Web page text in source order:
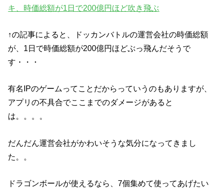
キ、時価総額が1日で200億円ほど吹き飛ぶ
↑の記事によると、ドッカンバトルの運営会社の時価総額
が、1日で時価総額が200億円ほどぶっ飛んだそうで
す・・・
有名IPのゲームってことだからっていうのもありますが、
アプリの不具合でここまでのダメージがあると
は。。。。
だんだん運営会社がかわいそうな気分になってきまし
た。。
ドラゴンボールが使えるなら、7個集めて使ってあげたい